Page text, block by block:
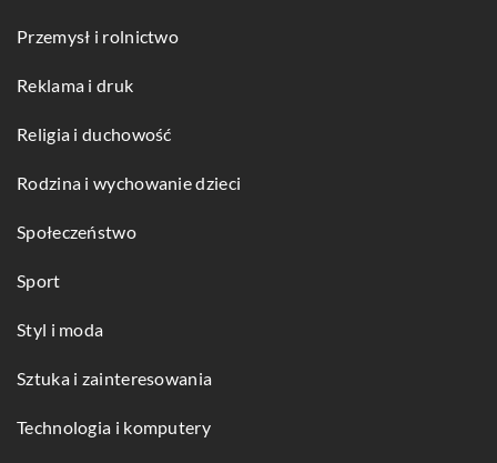
Przemysł i rolnictwo
Reklama i druk
Religia i duchowość
Rodzina i wychowanie dzieci
Społeczeństwo
Sport
Styl i moda
Sztuka i zainteresowania
Technologia i komputery